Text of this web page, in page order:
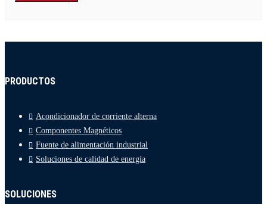
PRODUCTOS
Acondicionador de corriente alterna
Componentes Magnéticos
Fuente de alimentación industrial
Soluciones de calidad de energía
SOLUCIONES